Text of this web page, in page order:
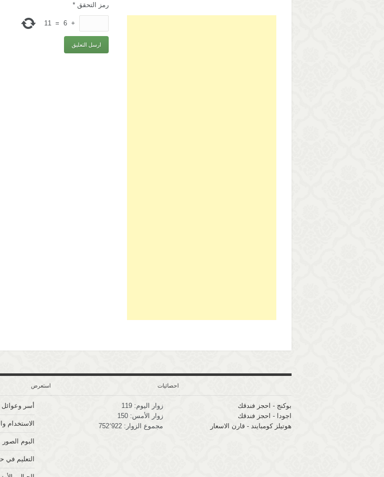
رمز التحقق *
+
6
=
11
استعرض
أسر وعوائل
الاستخدام
البوم الصور
التعليم في
احصائيات
زوار اليوم: 119
زوار الأمس: 150
مجموع الزوار: 752٬922
بوكنج - احجز فندقك
اجودا - احجز فندقك
هوتيلز كومبايند - قارن الاسعار